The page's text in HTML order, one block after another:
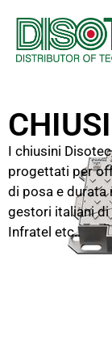
I chiusini
progettati per
di posa e durata
gestori italiani di
Infratel etc..